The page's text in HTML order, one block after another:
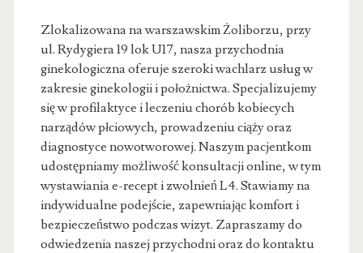
Zlokalizowana na warszawskim Żoliborzu, przy
ul. Rydygiera 19 lok U17, nasza przychodnia
ginekologiczna oferuje szeroki wachlarz usług w
zakresie ginekologiii położnictwa. Specjalizujemy
się w profilaktyce i leczeniu chorób kobiecych
narządów płciowych, prowadzeniu ciąży oraz
diagnostyce nowotworowej. Naszym pacjentkom
udostępniamy możliwość konsultacji online, w tym
wystawiania e-recept i zwolnień L4. Stawiamy na
indywidualne podejście, zapewniając komfort i
bezpieczeństwo podczas wizyt. Zapraszamy do
odwiedzenia naszej przychodni oraz do kontaktu